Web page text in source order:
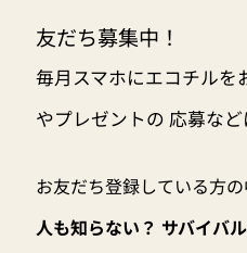
友だち募集中！
毎月スマホにエコチルを
やプレゼントの 応募な
お友だち登録している方
人も知らない？ サバイバ